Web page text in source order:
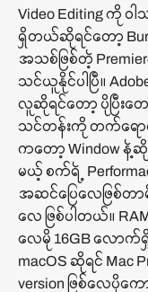
Video Editing ကို ဝါသ
ရှိတယ်ဆိုရင်တော့
အသစ်ဖြစ်တဲ့
သင်ယူနိုင်ပါပြီ။
လူဆိုရင်တော့ ပိုပြီးတ
သင်တန်းကို တက်ရော
ကတော့ Window နဲ့
မယ့် စက်ရဲ့
အဆင်ပြေလေဖြစ်တာ
လေ ဖြစ်ပါတယ်။
လေမို 16GB လောက်
macOS ဆိုရင် Mac
version ဖြစ်လေပိုကေ